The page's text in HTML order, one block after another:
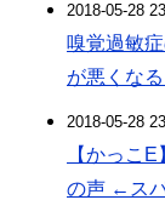
2018-05-28
嗅覚過敏
が悪くな
2018-05-28
【かっこ
の声 ←ス